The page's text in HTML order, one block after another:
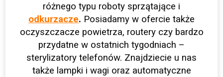
różnego typu roboty sprzątające i
odkurzacze. Posiadamy w ofercie także
oczyszczacze powietrza, routery czy bardzo
przydatne w ostatnich tygodniach –
sterylizatory telefonów. Znajdziecie u nas
także lampki i wagi oraz automatyczne